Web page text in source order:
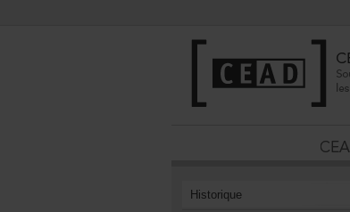
Historique